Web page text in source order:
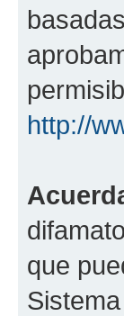
http://
que